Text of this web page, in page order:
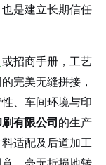
是建立长期信任
或招商手册，工艺
完美无缝拼接，
、车间环境与印
有限公司的生产
适配及后道加工